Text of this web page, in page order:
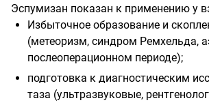
Эспумизан показан к применению у
Избыточное образование и
(метеоризм, синдром Ремхельда,
послеоперационном периоде);
подготовка к диагностическим
таза (ультразвуковые,